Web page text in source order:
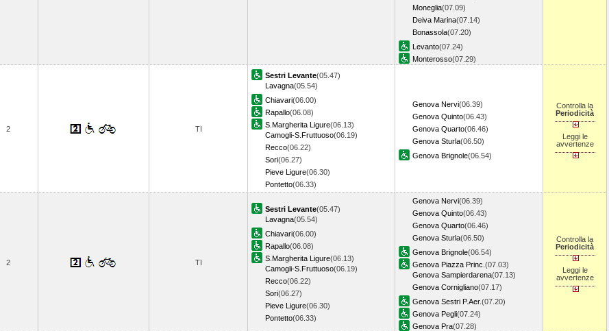
Moneglia(07.09)
Deiva Marina(07.14)
Bonassola(07.20)
Levanto(07.24)
Monterosso(07.29)
2 TI
Sestri Levante(05.47)
Lavagna(05.54)
Chiavari(06.00)
Rapallo(06.08)
S.Margherita Ligure(06.13)
Camogli-S.Fruttuoso(06.19)
Recco(06.22)
Sori(06.27)
Pieve Ligure(06.30)
Pontetto(06.33)
Genova Nervi(06.39)
Genova Quinto(06.43)
Genova Quarto(06.46)
Genova Sturla(06.50)
Genova Brignole(06.54)
Controlla la
Periodicità
Leggi le
avvertenze
2 TI
Sestri Levante(05.47)
Lavagna(05.54)
Chiavari(06.00)
Rapallo(06.08)
S.Margherita Ligure(06.13)
Camogli-S.Fruttuoso(06.19)
Recco(06.22)
Sori(06.27)
Pieve Ligure(06.30)
Pontetto(06.33)
Genova Nervi(06.39)
Genova Quinto(06.43)
Genova Quarto(06.46)
Genova Sturla(06.50)
Genova Brignole(06.54)
Genova Piazza Princ. (07.03)
Genova Sampierdarena(07.13)
Genova Cornigliano(07.17)
Genova Sestri P.Aer.(07.20)
Genova Pegli(07.24)
Genova Pra(07.28)
Controlla la
Periodicità
Leggi le
avvertenze